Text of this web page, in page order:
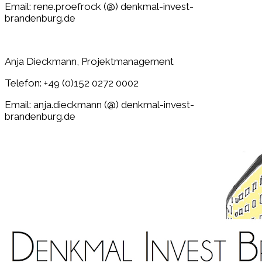
Email: rene.proefrock (@) denkmal-invest-
brandenburg.de
Anja Dieckmann, Projektmanagement
Telefon: +49 (0)152 0272 0002
Email: anja.dieckmann (@) denkmal-invest-
brandenburg.de